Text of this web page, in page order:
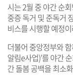
시는 2월 중 야간 순
중증 독거 및 준독거
비스를 시행할 예정
더불어 중앙정부와
알림e사업)’를 야간
간 돌봄 공백을 최소